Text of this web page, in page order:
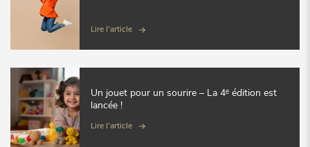
Lire l'article
Un jouet pour un sourire – La 4ᵉ édition est
lancée !
Lire l'article